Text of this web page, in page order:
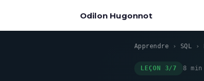
Odilon Hugonnot
Apprendre › SQL ›
LEÇON 3/7 8 min